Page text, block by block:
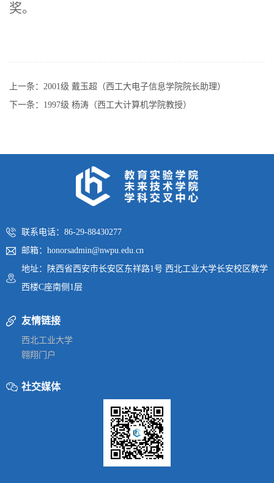
奖。
上一条： 2001级 戴玉超（西工大电子信息学院院长助理）
下一条： 1997级 杨涛（西工大计算机学院教授）
联系电话：86-29-88430277
邮箱：honorsadmin@nwpu.edu.cn
地址：陕西省西安市长安区东祥路1号 西北工业大学长安校区教学
西楼C座南侧1层
友情链接
西北工业大学
翱翔门户
社交媒体